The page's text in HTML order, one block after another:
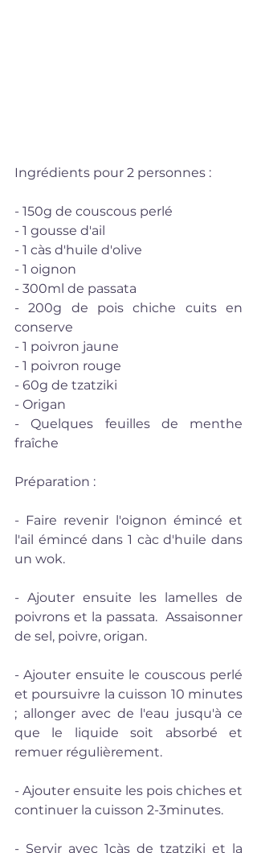
Ingrédients pour 2 personnes :
- 150g de couscous perlé
- 1 gousse d'ail
- 1 càs d'huile d'olive
- 1 oignon
- 300ml de passata
- 200g de pois chiche cuits en
conserve
- 1 poivron jaune
- 1 poivron rouge
- 60g de tzatziki
- Origan
- Quelques feuilles de menthe
fraîche
Préparation :
- Faire revenir l'oignon émincé et
l'ail émincé dans 1 càc d'huile dans
un wok.
- Ajouter ensuite les lamelles de
poivrons et la passata.  Assaisonner
de sel, poivre, origan.
- Ajouter ensuite le couscous perlé
et poursuivre la cuisson 10 minutes
; allonger avec de l'eau jusqu'à ce
que le liquide soit absorbé et
remuer régulièrement.
- Ajouter ensuite les pois chiches et
continuer la cuisson 2-3minutes.
- Servir avec 1càs de tzatziki et la